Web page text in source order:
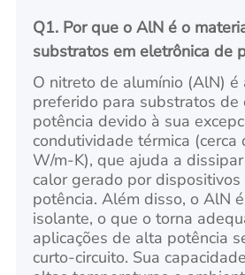
Q1. Por que o AlN é o
substratos em eletrônica de
O nitreto de alumínio (AlN) é
preferido para substratos de
potência devido à sua
condutividade térmica
W/m-K), que ajuda a
calor gerado por
potência. Além disso, o AlN
isolante, o que o torna
aplicações de alta potência
curto-circuito. Sua